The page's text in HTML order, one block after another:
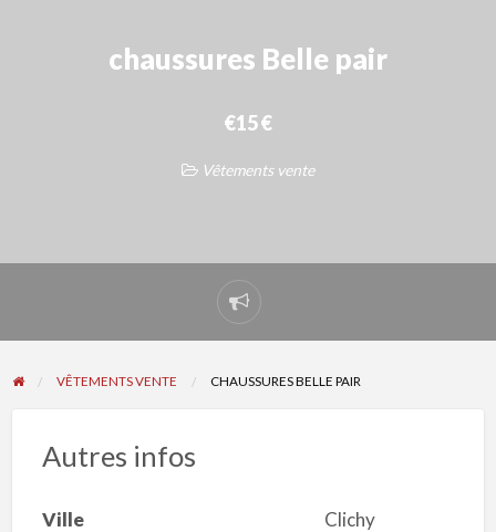
chaussures Belle pair
€15 €
Vêtements vente
Signaler
un
problème
VÊTEMENTS VENTE CHAUSSURES BELLE PAIR
Autres infos
Ville
Clichy